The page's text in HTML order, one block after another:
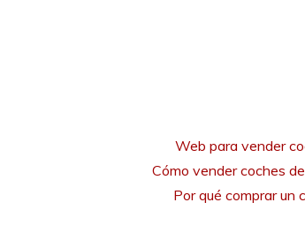
Web para vender
Cómo vender coches
Por qué comprar un